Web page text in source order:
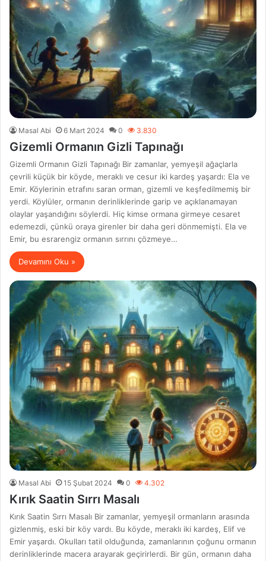
Masal Abi 6 Mart 2024 0 3.830
Gizemli Ormanın Gizli Tapınağı
Gizemli Ormanın Gizli Tapınağı Bir zamanlar, yemyeşil ağaçlarla
çevrili küçük bir köyde, meraklı ve cesur iki kardeş yaşardı: Ela ve
Emir. Köylerinin etrafını saran orman, gizemli ve keşfedilmemiş bir
yerdi. Köylüler, ormanın derinliklerinde garip ve açıklanamayan
olaylar yaşandığını söylerdi. Hiç kimse ormana girmeye cesaret
edemezdi, çünkü oraya girenler bir daha geri dönmemişti. Ela ve
Emir, bu esrarengiz ormanın sırrını çözmeye…
Devamını Oku »
Masal Abi 15 Şubat 2024 0 4.302
Kırık Saatin Sırrı Masalı
Kırık Saatin Sırrı Masalı Bir zamanlar, yemyeşil ormanların arasında
gizlenmiş, eski bir köy vardı. Bu köyde, meraklı iki kardeş, Elif ve
Emir yaşardı. Okulları tatil olduğunda, zamanlarının çoğunu ormanın
derinliklerinde macera arayarak geçirirlerdi. Bir gün, ormanın daha